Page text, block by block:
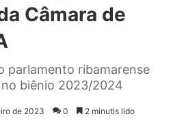
Câmara de
parlamento ribamarense
biênio 2023/2024
de 2023 0 2 minutis lido